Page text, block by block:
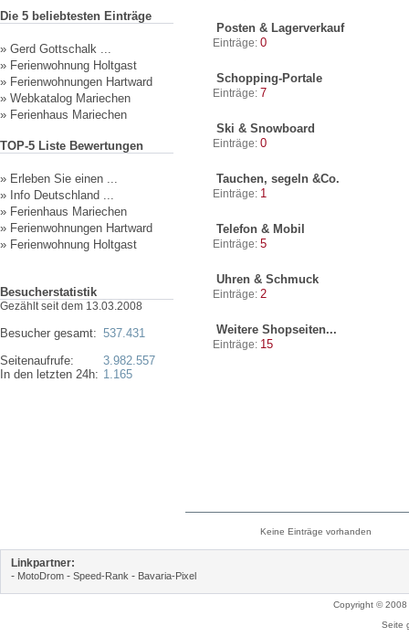
Die 5 beliebtesten Einträge
» Gerd Gottschalk ...
» Ferienwohnung Holtgast
» Ferienwohnungen Hartward
» Webkatalog Mariechen
» Ferienhaus Mariechen
TOP-5 Liste Bewertungen
» Erleben Sie einen ...
» Info Deutschland ...
» Ferienhaus Mariechen
» Ferienwohnungen Hartward
» Ferienwohnung Holtgast
Besucherstatistik
Gezählt seit dem 13.03.2008
Besucher gesamt:
Seitenaufrufe:
In den letzten 24h:
537.431
3.982.557
1.165
Posten & Lagerverkauf
Einträge: 0
Schopping-Portale
Einträge: 7
Ski & Snowboard
Einträge: 0
Tauchen, segeln &Co.
Einträge: 1
Telefon & Mobil
Einträge: 5
Uhren & Schmuck
Einträge: 2
Weitere Shopseiten...
Einträge: 15
Keine Einträge vorhanden
Linkpartner:
- MotoDrom - Speed-Rank - Bavaria-Pixel
Copyright ©
Seite